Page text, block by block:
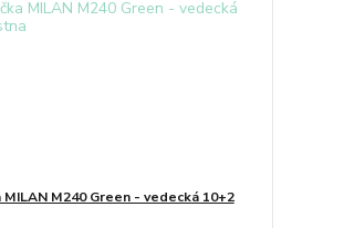
MILAN M240 Green - vedecká 10+2